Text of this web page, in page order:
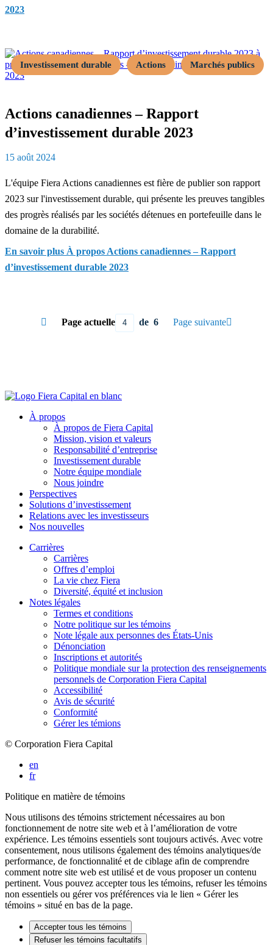
2023
Investissement durable Actions Marchés publics
Actions canadiennes – Rapport
d’investissement durable 2023
15 août 2024
L'équipe Fiera Actions canadiennes est fière de publier son rapport
2023 sur l'investissement durable, qui présente les preuves tangibles
des progrès réalisés par les sociétés détenues en portefeuille dans le
domaine de la durabilité.
En savoir plus À propos Actions canadiennes – Rapport
d’investissement durable 2023
 Page actuelle de 6 Page suivante
À propos
À propos de Fiera Capital
Mission, vision et valeurs
Responsabilité d’entreprise
Investissement durable
Notre équipe mondiale
Nous joindre
Perspectives
Solutions d’investissement
Relations avec les investisseurs
Nos nouvelles
Carrières
Carrières
Offres d’emploi
La vie chez Fiera
Diversité, équité et inclusion
Notes légales
Termes et conditions
Notre politique sur les témoins
Note légale aux personnes des États-Unis
Dénonciation
Inscriptions et autorités
Politique mondiale sur la protection des renseignements
personnels de Corporation Fiera Capital
Accessibilité
Avis de sécurité
Conformité
Gérer les témions
© Corporation Fiera Capital
en
fr
Politique en matière de témoins
Nous utilisons des témoins strictement nécessaires au bon
fonctionnement de notre site web et à l’amélioration de votre
expérience. Les témoins essentiels sont toujours activés. Avec votre
consentement, nous utilisons également des témoins analytiques/de
performance, de fonctionnalité et de ciblage afin de comprendre
comment notre site web est utilisé et de vous proposer un contenu
pertinent. Vous pouvez accepter tous les témoins, refuser les témoins
non essentiels ou gérer vos préférences via le lien « Gérer les
témoins » situé en bas de la page.
Accepter tous les témoins
Refuser les témoins facultatifs